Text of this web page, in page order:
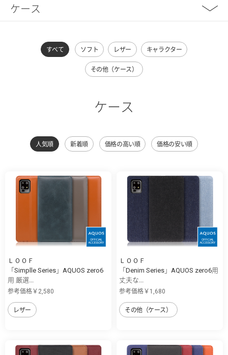
ケース
すべて ソフト レザー キャラクター
その他（ケース）
ケース
人気順 新着順 価格の高い順 価格の安い順
ＬＯＯＦ
「Simplle Series」AQUOS zero6
用 厳選...
参考価格￥2,580
レザー
ＬＯＯＦ
「Denim Series」AQUOS zero6用
丈夫な...
参考価格￥1,680
その他（ケース）